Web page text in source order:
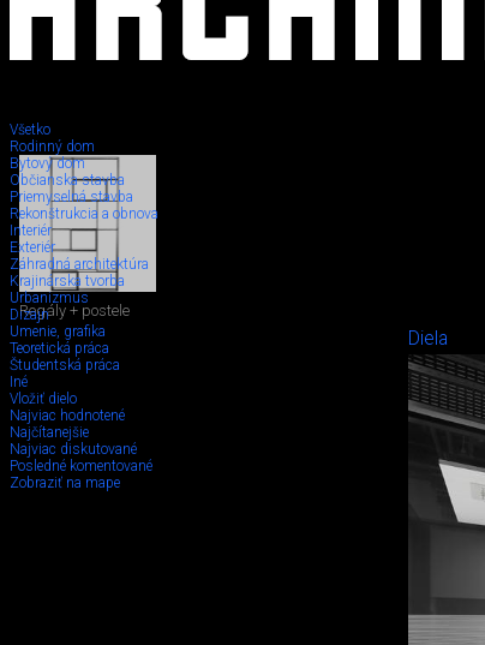
Všetko
Rodinný dom
Bytový dom
Občianska stavba
Priemyselná stavba
Rekonštrukcia a obnova
Interiér
Exteriér
Záhradná architektúra
Krajinárska tvorba
Urbanizmus
Dizajn
Umenie, grafika
Teoretická práca
Študentská práca
Iné
Vložiť dielo
Najviac hodnotené
Najčítanejšie
Najviac diskutované
Posledné komentované
Zobraziť na mape
Diela
Regály + postele